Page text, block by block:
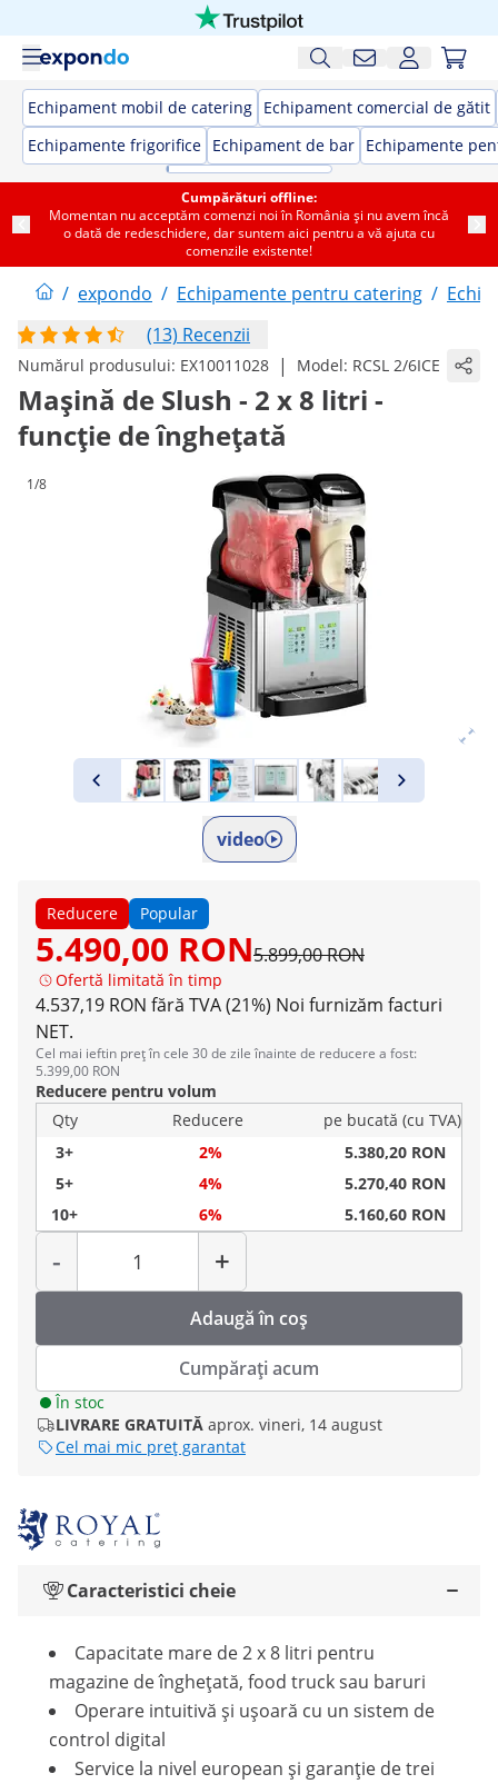
Echipament mobil de catering Echipament comercial de gătit
Echipamente frigorifice Echipament de bar Echipamente
Cumpărături offline:
Momentan nu acceptăm comenzi noi în România și nu avem încă
o dată de redeschidere, dar suntem aici pentru a vă ajuta cu
comenzile existente!
/ expondo / Echipamente pentru catering /
(13) Recenzii
Numărul produsului: EX10011028 | Model: RCSL 2/6ICE
Mașină de Slush - 2 x 8 litri -
funcție de înghețată
1/8
video
Reducere Popular
5.490,00 RON5.899,00 RON
Ofertă limitată în timp
4.537,19 RON fără TVA (21%) Noi furnizăm facturi
NET.
Cel mai ieftin preț în cele 30 de zile înainte de reducere a fost:
5.399,00 RON
Reducere pentru volum
Qty
Reducere
pe bucată (cu TVA)
3+
2%
5.380,20 RON
5+
4%
5.270,40 RON
10+
6% 5.160,60 RON
-
Cantitate
+
Adaugă în coș
Cumpărați acum
În stoc
LIVRARE GRATUITĂ aprox. vineri, 14 august
Cel mai mic preț garantat
Caracteristici cheie
Capacitate mare de 2 x 8 litri pentru
magazine de înghețată, food truck sau baruri
Operare intuitivă și ușoară cu un sistem de
control digital
Service la nivel european și garanție de trei